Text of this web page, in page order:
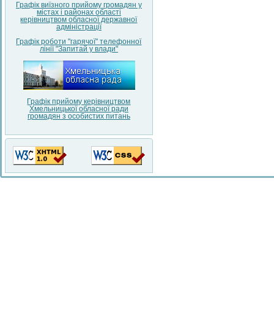
Графік виїзного прийому громадян у
містах і районах області
керівництвом обласної державної
адміністрації
Графік роботи "гарячої" телефонної
лінії "Запитай у влади"
Графік прийому керівництвом
Хмельницької обласної ради
громадян з особистих питань